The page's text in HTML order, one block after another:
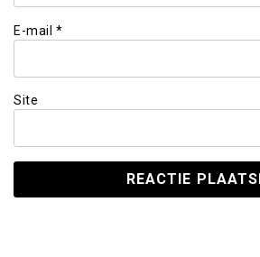
E-mail *
Site